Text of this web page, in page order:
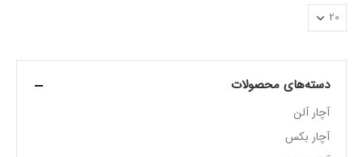
دسته‌های محصولات
آچار آلن
آچار بکس